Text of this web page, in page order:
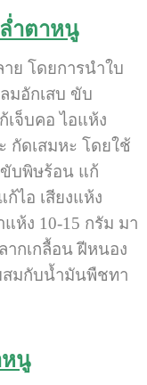
ำตาหนู
ย โดยการนำใบ
มอักเสบ ขับ
จ็บคอ ไอแห้ง
กัดเสมหะ โดยใช้
บพิษร้อน แก้
ไอ เสียงแห้ง
แห้ง 10-15 กรัม มา
กเกลื้อน ฝีหนอง
สมกับน้ำมันพืชทา
นู